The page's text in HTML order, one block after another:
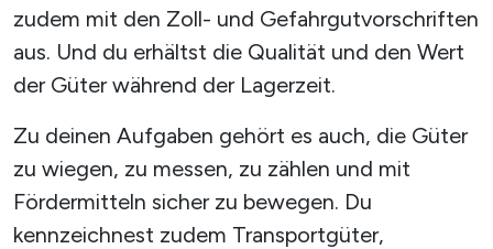
zudem mit den Zoll- und Gefahrgutvorschriften
aus. Und du erhältst die Qualität und den Wert
der Güter während der Lagerzeit.
Zu deinen Aufgaben gehört es auch, die Güter
zu wiegen, zu messen, zu zählen und mit
Fördermitteln sicher zu bewegen. Du
kennzeichnest zudem Transportgüter,